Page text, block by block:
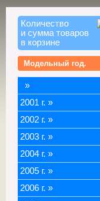
Ford
Ford Kuga/Escape
Количество
и сумма товаров
в корзине
Модельный год.
»
2001 г. »
2002 г. »
2003 г. »
2004 г. »
2005 г. »
2006 г. »